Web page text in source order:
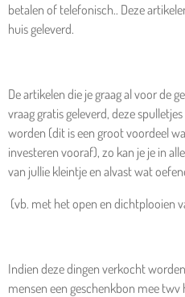
betalen of telefonisch.. Deze
huis geleverd.
De artikelen die je graag al voor de
vraag gratis geleverd, deze
worden (dit is een groot voordeel
investeren vooraf), zo kan je je in
van jullie kleintje en alvast wat
(vb. met het open en dichtplooien
Indien deze dingen verkocht
mensen een geschenkbon mee